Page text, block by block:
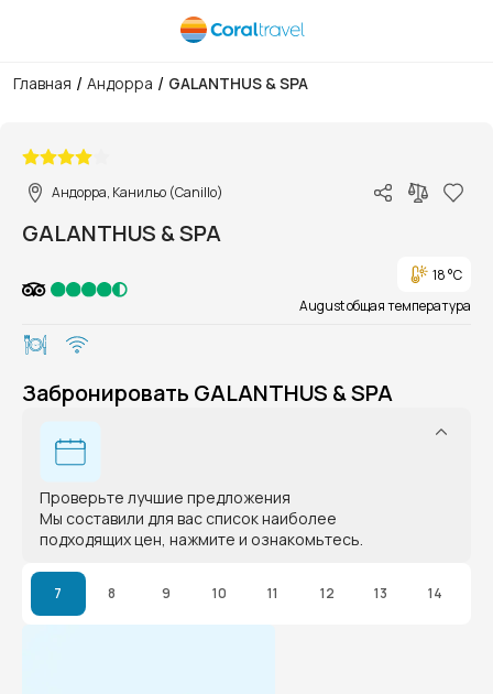
Главная / Андорра / GALANTHUS & SPA
Андорра, Канильо (Canillo)
GALANTHUS & SPA
18 °C
August общая температура
Забронировать GALANTHUS & SPA
Проверьте лучшие предложения
Мы составили для вас список наиболее
подходящих цен, нажмите и ознакомьтесь.
7 8 9 10 11 12 13 14